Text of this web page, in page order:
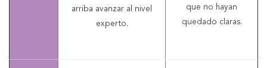
arriba avanzar al nivel
experto.
que no hayan
quedado claras.